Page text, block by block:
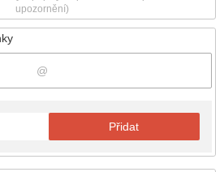
Přidat
upozornění)